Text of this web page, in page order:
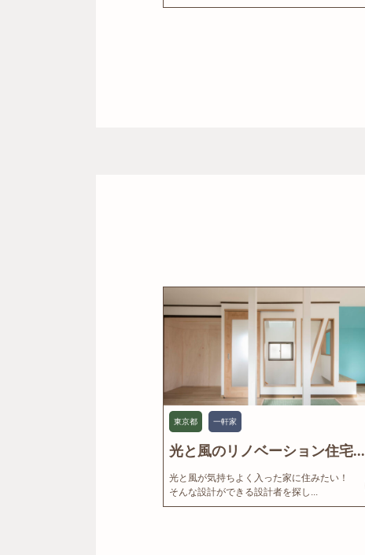
東京都 一軒家
光と風のリノベーション住宅...
光と風が気持ちよく入った家に住みたい！
そんな設計ができる設計者を探し...